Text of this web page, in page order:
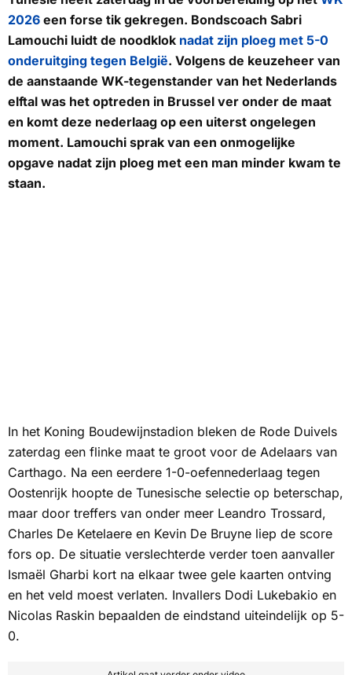
2026 een forse tik gekregen. Bondscoach Sabri
Lamouchi luidt de noodklok nadat zijn ploeg met 5-0
onderuitging tegen België. Volgens de keuzeheer van
de aanstaande WK-tegenstander van het Nederlands
elftal was het optreden in Brussel ver onder de maat
en komt deze nederlaag op een uiterst ongelegen
moment. Lamouchi sprak van een onmogelijke
opgave nadat zijn ploeg met een man minder kwam te
staan.
In het Koning Boudewijnstadion bleken de Rode Duivels
zaterdag een flinke maat te groot voor de Adelaars van
Carthago. Na een eerdere 1-0-oefennederlaag tegen
Oostenrijk hoopte de Tunesische selectie op beterschap,
maar door treffers van onder meer Leandro Trossard,
Charles De Ketelaere en Kevin De Bruyne liep de score
fors op. De situatie verslechterde verder toen aanvaller
Ismaël Gharbi kort na elkaar twee gele kaarten ontving
en het veld moest verlaten. Invallers Dodi Lukebakio en
Nicolas Raskin bepaalden de eindstand uiteindelijk op 5-
0.